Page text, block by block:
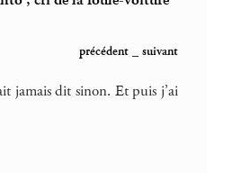
précédent _suivant
jamais dit sinon. Et puis j’ai